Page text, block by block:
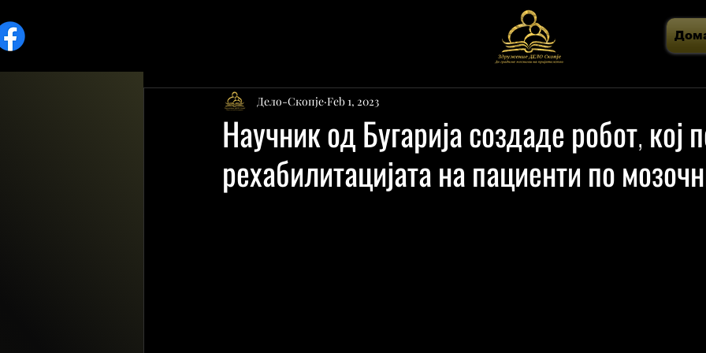
Научник од Бугарија создаде робот, кој
рехабилитацијата на пациенти по
Дело-Скопје Feb 1, 2023